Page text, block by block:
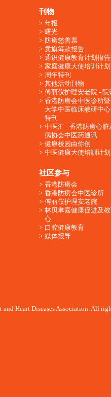
刊物
年报
曙光
防痨慈善票
卖旗筹款报告
通识健康教育计划报告
家庭健康大使培训计划
周年特刊
其他活动刊物
傅丽仪护理安老院 - 院
香港防痨会中医诊所
大学中医临床教研中
特刊
中医汇 - 香港防痨心脏
病协会中医药通讯
健康校园由你创
中医健康大使培訓计划
社区参与
香港防痨会
香港防痨会中医诊所
傅丽仪护理安老院
林贝聿嘉健康促进及
心
口腔健康教育
媒体报导
Heart Diseases Association. All